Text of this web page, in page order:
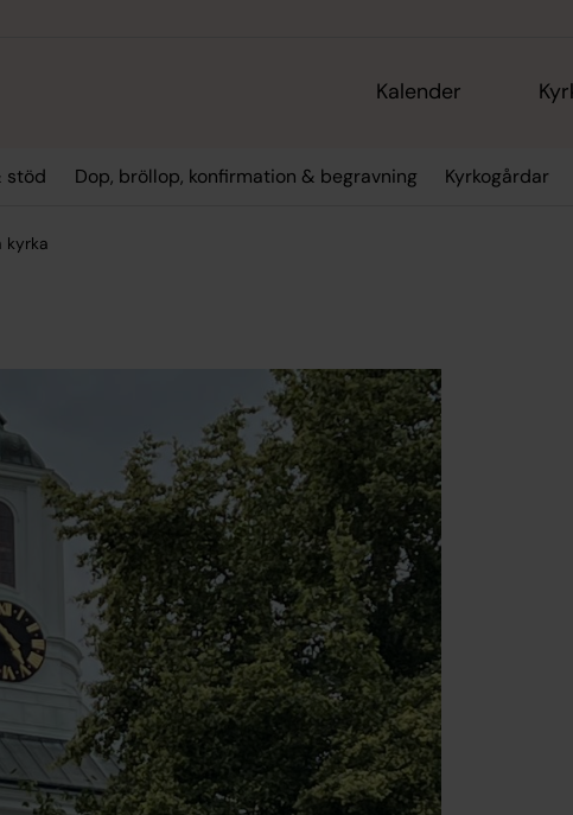
Kalender
stöd Dop, bröllop, konfirmation & begravning Kyrkogårdar
kyrka